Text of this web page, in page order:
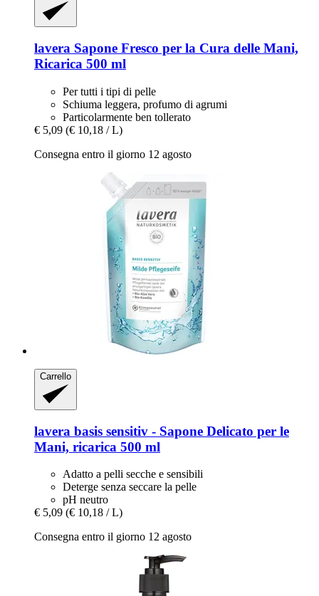
lavera Sapone Fresco per la Cura delle Mani,
Ricarica 500 ml
Per tutti i tipi di pelle
Schiuma leggera, profumo di agrumi
Particolarmente ben tollerato
€ 5,09 (€ 10,18 / L)
Consegna entro il giorno 12 agosto
Carrello
lavera basis sensitiv -​ Sapone Delicato per le
Mani, ricarica 500 ml
Adatto a pelli secche e sensibili
Deterge senza seccare la pelle
pH neutro
€ 5,09 (€ 10,18 / L)
Consegna entro il giorno 12 agosto